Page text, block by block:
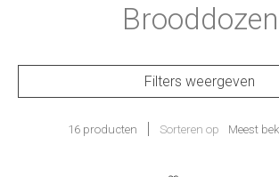
Brooddozen
Filters weergeven
16 producten Sorteren op Meest